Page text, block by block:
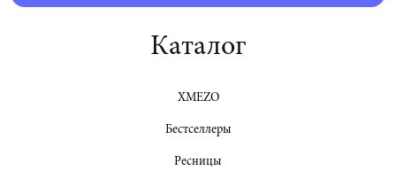
Каталог
XMEZO
Бестселлеры
Ресницы